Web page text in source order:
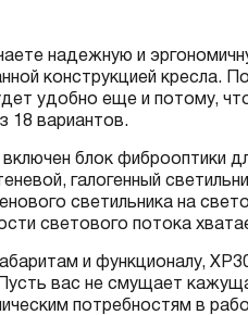
надежную и
конструкцией кресла.
удобно еще и потому,
18 вариантов.
блок фиброоптики
галогенный
светильника на
светового потока
и функционалу,
вас не смущает
потребностям в